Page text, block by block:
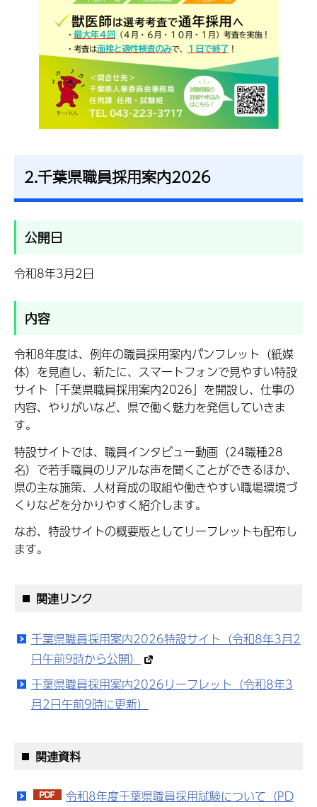
2.千葉県職員採用案内2026
公開日
令和8年3月2日
内容
令和8年度は、例年の職員採用案内パンフレット（紙媒
体）を見直し、新たに、スマートフォンで見やすい特設
サイト「千葉県職員採用案内2026」を開設し、仕事の
内容、やりがいなど、県で働く魅力を発信していきま
す。
特設サイトでは、職員インタビュー動画（24職種28
名）で若手職員のリアルな声を聞くことができるほか、
県の主な施策、人材育成の取組や働きやすい職場環境づ
くりなどを分かりやすく紹介します。
なお、特設サイトの概要版としてリーフレットも配布し
ます。
関連リンク
千葉県職員採用案内2026特設サイト（令和8年3月2
日午前9時から公開）
千葉県職員採用案内2026リーフレット（令和8年3
月2日午前9時に更新）
関連資料
令和8年度千葉県職員採用試験について（PD